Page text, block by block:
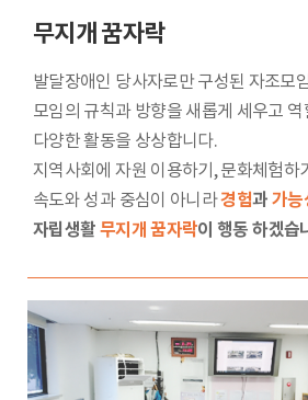
무지개 꿈자락
발달장애인 당사자로만 구성된 자조모
모임의 규칙과 방향을 새롭게 세우고
다양한 활동을 상상합니다.
지역사회에 자원 이용하기, 문화체험하
속도와 성과 중심이 아니라경험과가능
자립생활무지개 꿈자락이 행동 하겠습